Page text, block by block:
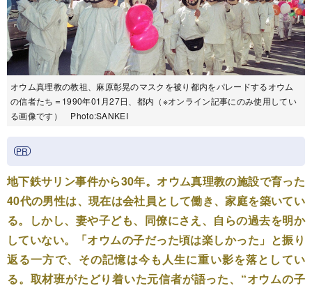
オウム真理教の教祖、麻原彰晃のマスクを被り都内をパレードするオウム
の信者たち＝1990年01月27日、都内（※オンライン記事にのみ使用してい
る画像です） Photo:SANKEI
地下鉄サリン事件から30年。オウム真理教の施設で育った
40代の男性は、現在は会社員として働き、家庭を築いてい
る。しかし、妻や子ども、同僚にさえ、自らの過去を明か
していない。「オウムの子だった頃は楽しかった」と振り
返る一方で、その記憶は今も人生に重い影を落としてい
る。取材班がたどり着いた元信者が語った、“オウムの子